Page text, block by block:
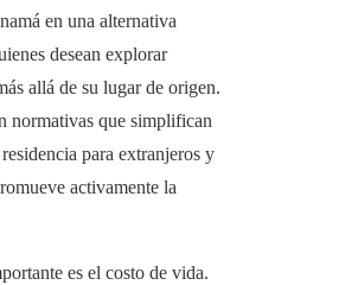
en una alternativa
desean explorar
allá de su lugar de origen.
normativas que simplifican
para extranjeros y
activamente la
es el costo de vida.